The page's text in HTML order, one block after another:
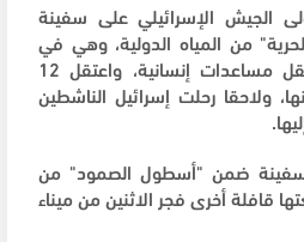
الجيش الإسرائيلي على سفينة
من المياه الدولية، وهي في
طريقها إلى قطاع غزة لنقل مساعدات إنسانية، واعتقل 12
ولاحقا رحلت إسرائيل الناشطين
انطلقت نحو 20 سفينة ضمن "أسطول الصمود" من
قافلة أخرى فجر الاثنين من ميناء